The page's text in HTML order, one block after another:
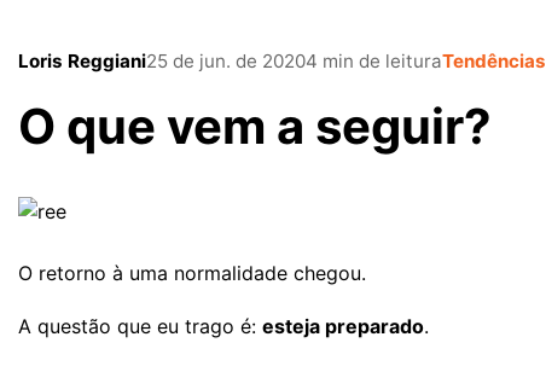
Loris Reggiani25 de jun. de 20204 min de leituraTendências
O que vem a seguir?
O retorno à uma normalidade chegou.
A questão que eu trago é: esteja preparado.